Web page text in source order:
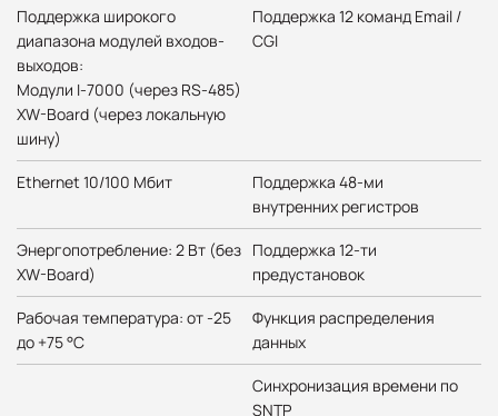
Поддержка широкого
диапазона модулей входов-
выходов:
Модули I-7000 (через RS-485)
XW-Board (через локальную
шину)
Поддержка 12 команд Email /
CGI
Ethernet 10/100 Мбит
Поддержка 48-ми
внутренних регистров
Энергопотребление: 2 Вт (без
XW-Board)
Поддержка 12-ти
предустановок
Рабочая температура: от -25
до +75 °C
Функция распределения
данных
Синхронизация времени по
SNTP